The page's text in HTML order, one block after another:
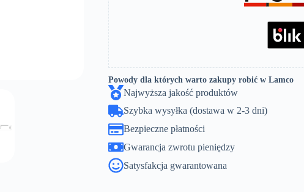
Powody dla których warto zakupy robić w Lamco
Najwyższa jakość produktów
Szybka wysyłka (dostawa w 2-3 dni)
Bezpieczne płatności
Gwarancja zwrotu pieniędzy
Satysfakcja gwarantowana